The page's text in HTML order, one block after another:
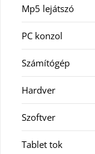
Mp5 lejátszó
PC konzol
Számítógép
Hardver
Szoftver
Tablet tok